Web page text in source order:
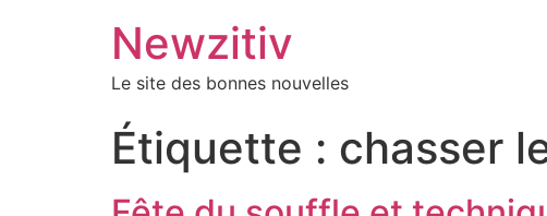
Newzitiv
Le site des bonnes nouvelles
Étiquette : chasser